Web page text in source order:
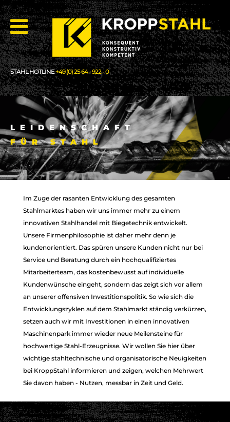
STAHL HOTLINE+49 (0) 25 64 - 922 - 0
LEIDENSCHAFT
FÜR STAHL
LEIDENSCHAFT
FÜR STAHL
Im Zuge der rasanten Entwicklung des gesamten
Stahlmarktes haben wir uns immer mehr zu einem
innovativen Stahlhandel mit Biegetechnik entwickelt.
Unsere Firmenphilosophie ist daher mehr denn je
kundenorientiert. Das spüren unsere Kunden nicht nur bei
Service und Beratung durch ein hochqualifiziertes
Mitarbeiterteam, das kostenbewusst auf individuelle
Kundenwünsche eingeht, sondern das zeigt sich vor allem
an unserer offensiven Investitionspolitik. So wie sich die
Entwicklungszyklen auf dem Stahlmarkt ständig verkürzen,
setzen auch wir mit Investitionen in einen innovativen
Maschinenpark immer wieder neue Meilensteine für
hochwertige Stahl-Erzeugnisse. Wir wollen Sie hier über
wichtige stahltechnische und organisatorische Neuigkeiten
bei KroppStahl informieren und zeigen, welchen Mehrwert
Sie davon haben - Nutzen, messbar in Zeit und Geld.